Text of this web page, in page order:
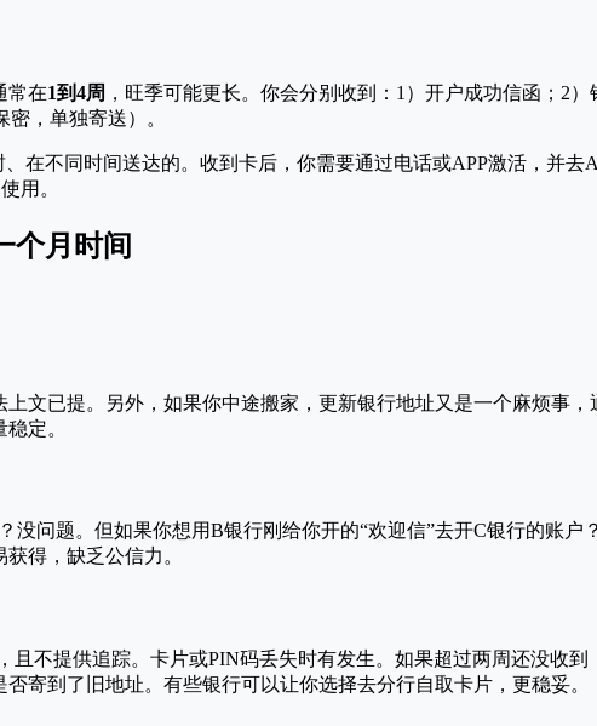
常在1到4周 ，旺季可能更长。你会分别收到：1）开户成功信函；2）
，单独寄送）。
在不同时间送达的。收到卡后，你需要通过电话或APP激活，并去
用。
个月时间
上文已提。另外，如果你中途搬家，更新银行地址又是一个麻烦事，
定。
没问题。但如果你想用B银行刚给你开的“欢迎信”去开C银行的账户
得，缺乏公信力。
且不提供追踪。卡片或PIN码丢失时有发生。如果超过两周还没收到
寄到了旧地址。有些银行可以让你选择去分行自取卡片，更稳妥。